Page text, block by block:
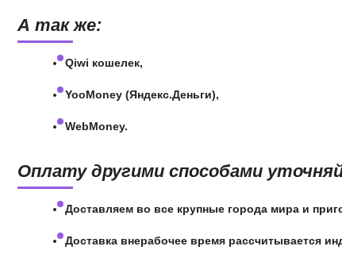
А так же:
Qiwi кошелек,
YooMoney (Яндекс.Деньги),
WebMoney.
Оплату другими способами
Доставляем во все крупные города мира и
Доставка внерабочее время рассчитывается